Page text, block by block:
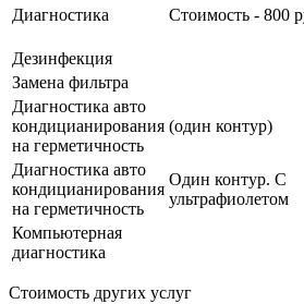
Диагностика Стоимость - 800
Дезинфекция
Замена фильтра
Диагностика авто
кондицианирования
на герметичность
(один контур)
Диагностика авто
кондицианирования
на герметичность
Один контур. С
ультрафиолетом
Компьютерная
диагностика
Стоимость других услуг